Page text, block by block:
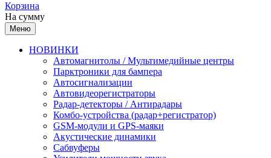
Корзина
На сумму
Меню
НОВИНКИ
Автомагнитолы / Мультимедийные центры
Парктроники для бампера
Автосигнализации
Автовидеорегистраторы
Радар-детекторы / Антирадары
Комбо-устройства (радар+регистратор)
GSM-модули и GPS-маяки
Акустические динамики
Сабвуферы